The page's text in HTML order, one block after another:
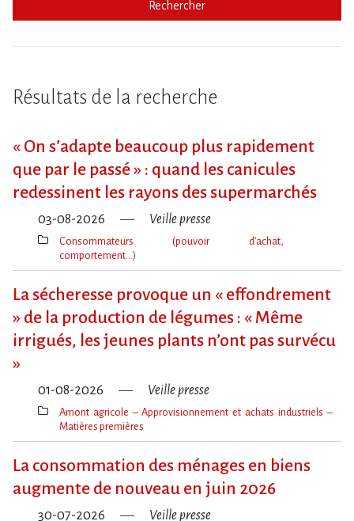
Rechercher
Résultats de la recherche
« On s​‌’adapte beaucoup plus rapidement
que par le passé » : quand les canicules
redessinent les rayons des supermarchés
03-08-2026 Veille presse
Thèmes(s)
Consommateurs (pouvoir d’achat,
comportement…)
La sécheresse provoque un « effondrement
» de la production de légumes : « Même
irrigués, les jeunes plants n’ont pas survécu
»
01-08-2026 Veille presse
Thèmes(s)
Amont agricole – Approvisionnement et achats industriels –
Matières premières
La consommation des ménages en biens
augmente de nouveau en juin 2026
30-07-2026 Veille presse